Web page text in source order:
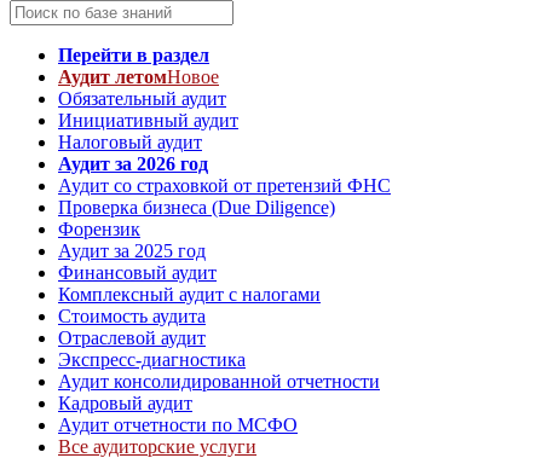
Перейти в раздел
Аудит летомНовое
Обязательный аудит
Инициативный аудит
Налоговый аудит
Аудит за 2026 год
Аудит со страховкой от претензий ФНС
Проверка бизнеса (Due Diligence)
Форензик
Аудит за 2025 год
Финансовый аудит
Комплексный аудит с налогами
Стоимость аудита
Отраслевой аудит
Экспресс-диагностика
Аудит консолидированной отчетности
Кадровый аудит
Аудит отчетности по МСФО
Все аудиторские услуги